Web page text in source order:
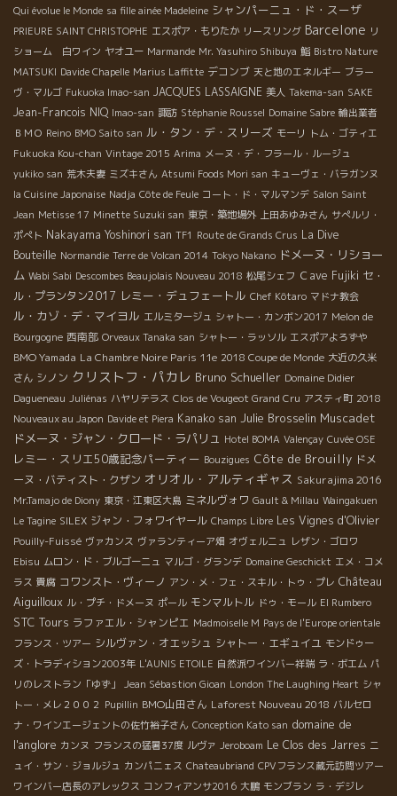
Qui évolue le Monde sa fille ainée Madeleine シャンパーニュ・ド・スーザ
PRIEURE SAINT CHRISTOPHE エスポア・もりたか リースリング Barcelone リ
ショーム 白ワイン ヤオユー Marmande Mr. Yasuhiro Shibuya 鮨 Bistro Nature
MATSUKI Davide Chapelle Marius Laffitte デコンブ 天と地のエネルギー ブラー
ヴ・マルゴ Fukuoka Imao-san JACQUES LASSAIGNE 美人 Takema-san SAKE
Jean-Francois NIQ Imao-san 諏訪 Stéphanie Roussel Domaine Sabre 輸出業者
ＢＭＯ Reino BMO Saito san ル・タン・デ・スリーズ モーリ トム・ゴティエ
Fukuoka Kou-chan Vintage 2015 Arima メーヌ・デ・フラール・ルージュ
yukiko san 荒木夫妻 ミズキさん Atsumi Foods Mori san キューヴェ・バラガンヌ
la Cuisine Japonaise Nadja Côte de Feule コート・ド・マルマンデ Salon Saint
Jean Metisse 17 Minette Suzuki san 東京・築地場外 上田あゆみさん サぺルリ・
ポぺト Nakayama Yoshinori san TF1 Route de Grands Crus La Dive
Bouteille Normandie Terre de Volcan 2014 Tokyo Nakano ドメーヌ・リショー
ム Wabi Sabi Descombes Beaujolais Nouveau 2018 松尾シェフ Ｃave Fujiki セ・
ル・プランタン2017 レミー・デュフェートル Chef Kôtaro マドナ教会
ル・カゾ・デ・マイヨル エルミタージュ シャトー・カンボン2017 Melon de
Bourgogne 西南部 Orveaux Tanaka san シャトー・ラッソル エスポアよろずや
BMO Yamada La Chambre Noire Paris 11e 2018 Coupe de Monde 大近の久米
さん シノン クリストフ・パカレ Bruno Schueller Domaine Didier
Dagueneau Juliénas ハヤリテラス Clos de Vougeot Grand Cru アスティ町 2018
Nouveaux au Japon Davide et Piera Kanako san Julie Brosselin Muscadet
ドメーヌ・ジャン・クロード・ラパリュ Hotel BOMA Valençay Cuvée OSE
レミー・スリエ50歳記念パーティー Bouzigues Côte de Brouilly ドメ
ーヌ・バティスト・クザン オリオル・アルティギャス Sakurajima 2016
Mr.Tamajo de Diony 東京・江東区大島 ミネルヴォワ Gault & Millau Waingakuen
Le Tagine SILEX ジャン・フォワイヤール Champs Libre Les Vignes d'Olivier
Pouilly-Fuissé ヴァカンス ヴァランティーア畑 オヴェルニュ レザン・ゴロワ
Ebisu ムロン・ド・ブルゴーニュ マルゴ・グランデ Domaine Geschickt エメ・コメ
ラス 貴腐 コワンスト・ヴィーノ アン・メ・フェ・スキル・トゥ・プレ Château
Aiguilloux ル・プチ・ドメーヌ ポール モンマルトル ドゥ・モール El Rumbero
STC Tours ラファエル・シャンピエ Madmoiselle M Pays de l'Europe orientale
フランス・ツアー シルヴァン・オエッシュ シャトー・エギュイユ モンドゥー
ズ・トラディション2003年 L'AUNIS ETOILE 自然派ワインバー祥瑞 ラ・ボエム パ
リのレストラン「ゆず」
Jean Sébastion Gioan London The Laughing Heart シャ
トー・メレ２００２ Pupillin BMO山田さん Laforest Nouveau 2018 バルセロ
ナ・ワインエージェントの佐竹裕子さん Conception Kato san domaine de
l'anglore カンヌ フランスの猛暑37度 ルヴァ Jeroboam Le Clos des Jarres ニ
ュイ・サン・ジョルジュ カンパニェス Chateaubriand CPVフランス蔵元訪問ツアー
ワインバー店長のアレックス コンフィアンサ2016 大鵬 モンブラン ラ・デジレ